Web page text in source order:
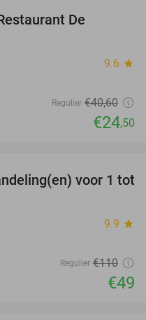
De
9.6 star
Regulier €40,60
€24,50
55%
voor 1 tot
9.9 star
Regulier €110
€49